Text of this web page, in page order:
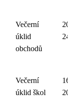
Večerní
úklid
obchodů
Večerní
úklid škol